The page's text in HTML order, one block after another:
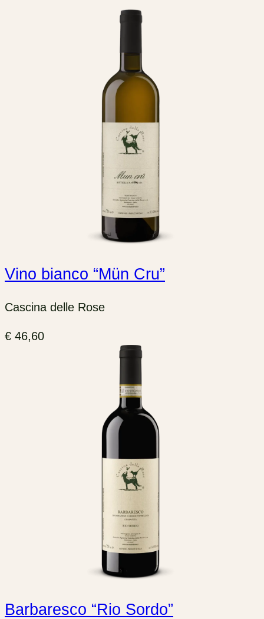
Vino bianco “Mün Cru”
Cascina delle Rose
€ 46,60
Barbaresco “Rio Sordo”